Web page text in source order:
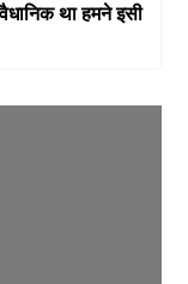
था हमने इसी